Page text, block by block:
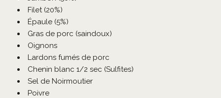
Filet (20%)
Épaule (5%)
Gras de porc (saindoux)
Oignons
Lardons fumés de porc
Chenin blanc 1/2 sec (Sulfites)
Sel de Noirmoutier
Poivre